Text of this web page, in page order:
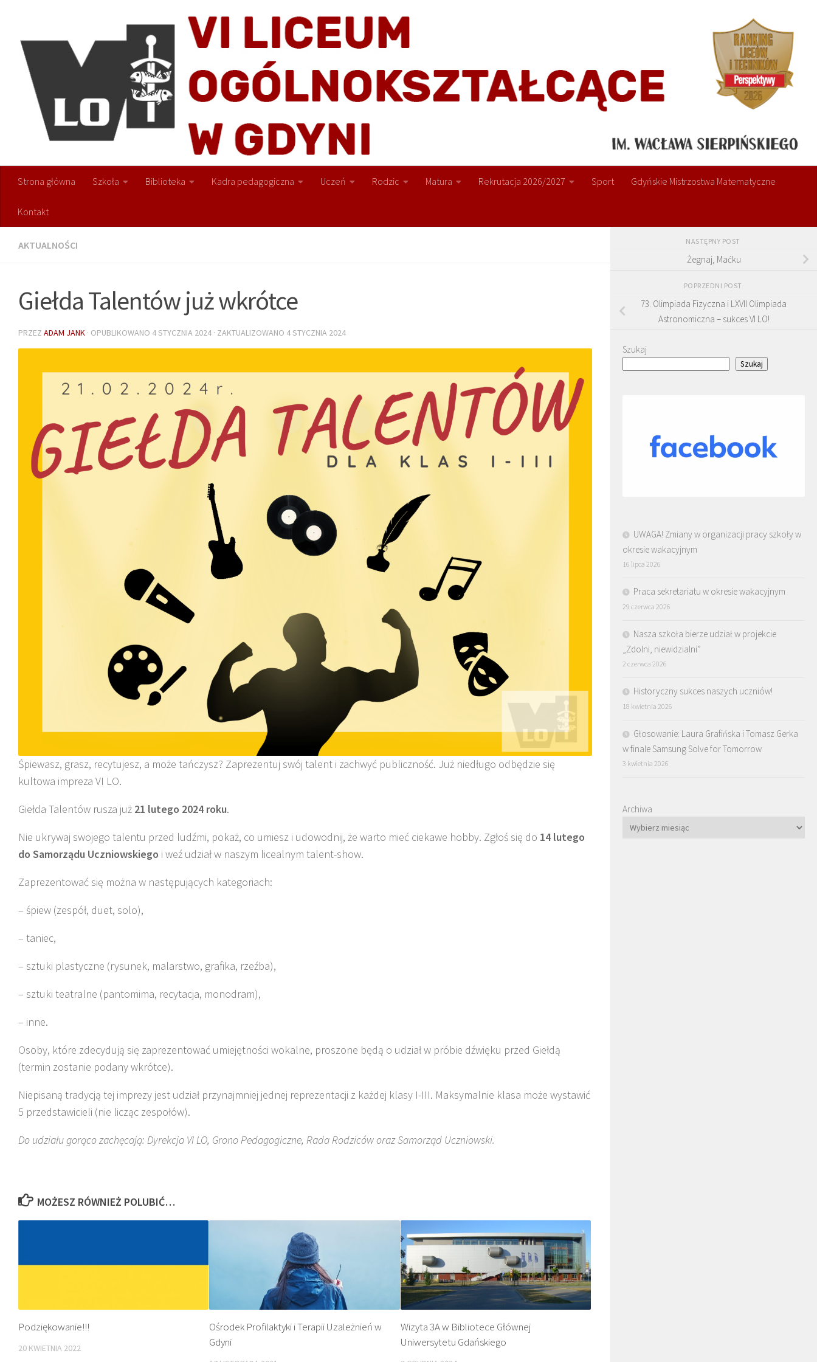
Strona główna Szkoła Biblioteka Kadra pedagogiczna Uczeń Rodzic Matura Rekrutacja 2026/2027 Sport Gdyńskie Mistrzostwa Matematyczne
Kontakt
AKTUALNOŚCI
Giełda Talentów już wkrótce
PRZEZ ADAM JANK · OPUBLIKOWANO 4 STYCZNIA 2024 · ZAKTUALIZOWANO 4 STYCZNIA 2024
Śpiewasz, grasz, recytujesz, a może tańczysz? Zaprezentuj swój talent i zachwyć publiczność. Już niedługo odbędzie się
kultowa impreza VI LO.
Giełda Talentów rusza już 21 lutego 2024 roku.
Nie ukrywaj swojego talentu przed ludźmi, pokaż, co umiesz i udowodnij, że warto mieć ciekawe hobby. Zgłoś się do 14 lutego
do Samorządu Uczniowskiego i weź udział w naszym licealnym talent-show.
Zaprezentować się można w następujących kategoriach:
– śpiew (zespół, duet, solo),
– taniec,
– sztuki plastyczne (rysunek, malarstwo, grafika, rzeźba),
– sztuki teatralne (pantomima, recytacja, monodram),
– inne.
Osoby, które zdecydują się zaprezentować umiejętności wokalne, proszone będą o udział w próbie dźwięku przed Giełdą
(termin zostanie podany wkrótce).
Niepisaną tradycją tej imprezy jest udział przynajmniej jednej reprezentacji z każdej klasy I-III. Maksymalnie klasa może wystawić
5 przedstawicieli (nie licząc zespołów).
Do udziału gorąco zachęcają: Dyrekcja VI LO, Grono Pedagogiczne, Rada Rodziców oraz Samorząd Uczniowski.
MOŻESZ RÓWNIEŻ POLUBIĆ…
Podziękowanie!!!
20 KWIETNIA 2022
Ośrodek Profilaktyki i Terapii Uzależnień w
Gdyni
Wizyta 3A w Bibliotece Głównej
Uniwersytetu Gdańskiego
NASTĘPNY POST
Żegnaj, Maćku
POPRZEDNI POST
73. Olimpiada Fizyczna i LXVII Olimpiada
Astronomiczna – sukces VI LO!
Szukaj
Szukaj
UWAGA! Zmiany w organizacji pracy szkoły w
okresie wakacyjnym
16 lipca 2026
Praca sekretariatu w okresie wakacyjnym
29 czerwca 2026
Nasza szkoła bierze udział w projekcie
„Zdolni, niewidzialni”
2 czerwca 2026
Historyczny sukces naszych uczniów!
18 kwietnia 2026
Głosowanie: Laura Grafińska i Tomasz Gerka
w finale Samsung Solve for Tomorrow
3 kwietnia 2026
Archiwa